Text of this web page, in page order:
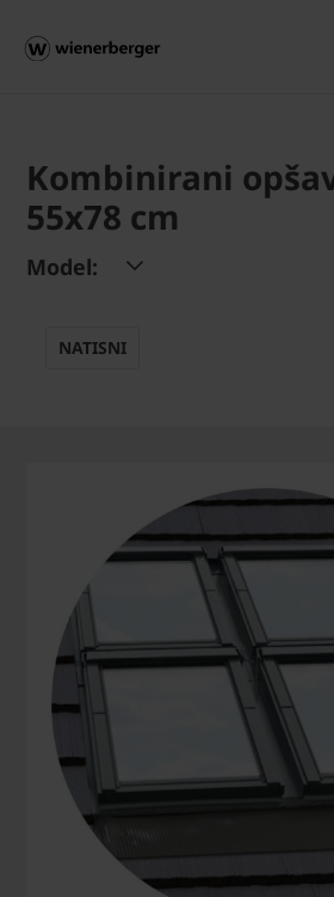
Kombinirani
55x78 cm
Model:
NATISNI